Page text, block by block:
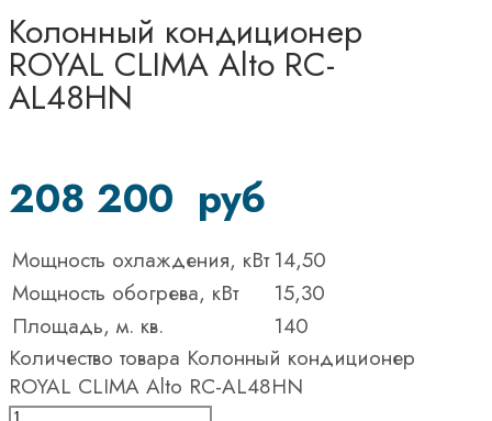
Колонный кондиционер
ROYAL CLIMA Alto RC-
AL48HN
208 200 руб
Мощность охлаждения, кВт 14,50
Мощность обогрева, кВт
15,30
Площадь, м. кв.
140
Количество товара Колонный кондиционер
ROYAL CLIMA Alto RC-AL48HN